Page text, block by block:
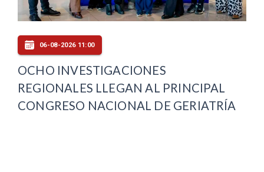
06-08-2026 11:00
OCHO INVESTIGACIONES
REGIONALES LLEGAN AL PRINCIPAL
CONGRESO NACIONAL DE GERIATRÍA